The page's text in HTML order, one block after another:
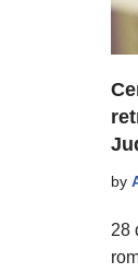
by
28